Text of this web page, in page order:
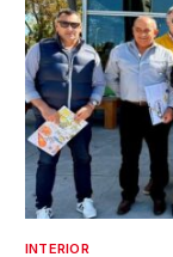
INTERIOR